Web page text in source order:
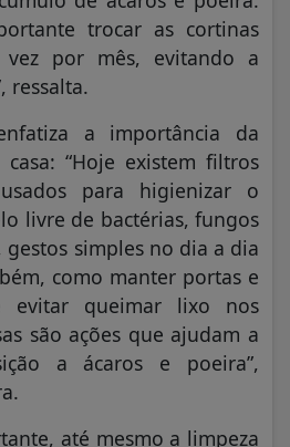
trocar as cortinas
por mês, evitando a
ressalta.
a importância da
“Hoje existem filtros
para higienizar o
livre de bactérias, fungos
gestos simples no dia a dia
como manter portas e
evitar queimar lixo nos
são ações que ajudam a
a ácaros e poeira”,
até mesmo a limpeza